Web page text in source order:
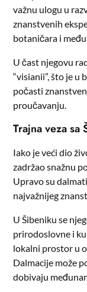
važnu ulogu u
znanstvenih
botaničara i
U čast njegovu
“visianii”, što je
počasti
proučavanju.
Trajna veza sa
Iako je veći dio
zadržao snažnu
Upravo su
najvažnijeg
U Šibeniku se
prirodoslovne i
lokalni prostor u
Dalmacije može
dobivaju